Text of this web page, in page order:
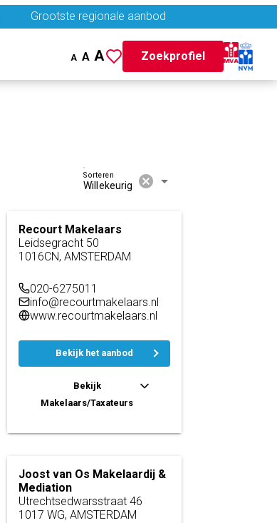
Grootste regionale aanbod
A A A Zoekprofiel
Willekeurig
Sorteren cancel arrow_drop_down
Recourt Makelaars
Leidsegracht 50
1016CN, AMSTERDAM
020-6275011
info@recourtmakelaars.nl
www.recourtmakelaars.nl
Bekijk het aanbod
Bekijk
Makelaars/Taxateurs
Joost van Os Makelaardij &
Mediation
Utrechtsedwarsstraat 46
1017 WG, AMSTERDAM